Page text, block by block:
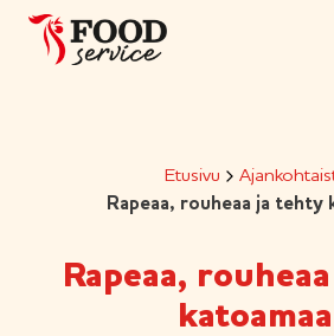
Hyppää
sisältöön
Etusivu
Rapeaa, rouheaa ja tehty
Rapeaa,